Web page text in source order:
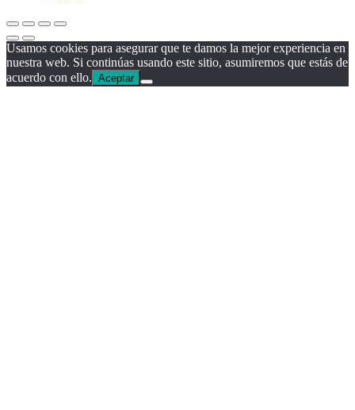
Usamos cookies para asegurar que te damos la mejor experiencia en
nuestra web. Si continúas usando este sitio, asumiremos que estás de
acuerdo con ello. Aceptar